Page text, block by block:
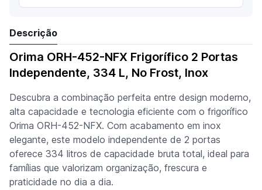
Descrição
Orima ORH-452-NFX Frigorífico 2 Portas
Independente, 334 L, No Frost, Inox
Descubra a combinação perfeita entre design moderno,
alta capacidade e tecnologia eficiente com o frigorífico
Orima ORH-452-NFX. Com acabamento em inox
elegante, este modelo independente de 2 portas
oferece 334 litros de capacidade bruta total, ideal para
famílias que valorizam organização, frescura e
praticidade no dia a dia.